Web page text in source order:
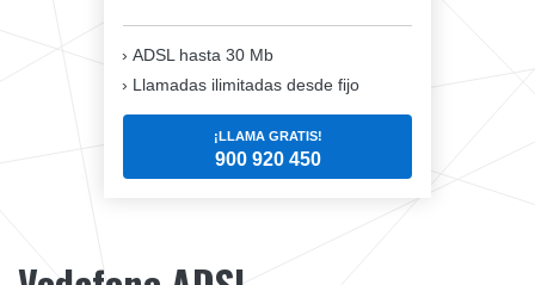
ADSL hasta 30 Mb
Llamadas ilimitadas desde fijo
¡LLAMA GRATIS!
900 920 450